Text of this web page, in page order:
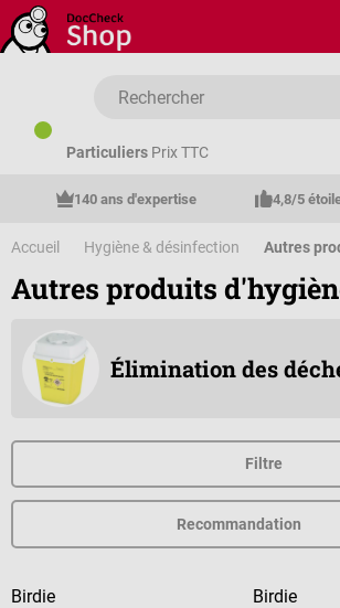
Passer au contenu principal
Particuliers Prix TTC
140 ans d'expertise 4,8/5
Accueil Hygiène & désinfection Autres
Autres produits
Élimination des
Filtre
Birdie Birdie